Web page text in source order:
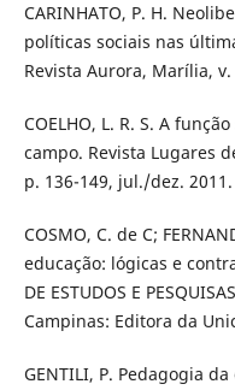
CARINHATO, P. H.
políticas sociais nas
Revista Aurora, Marília,
COELHO, L. R. S. A
campo. Revista Lugares
p. 136-149, jul./dez. 2011.
COSMO, C. de C;
educação: lógicas e
DE ESTUDOS E
Campinas: Editora da
GENTILI, P. Pedagogia